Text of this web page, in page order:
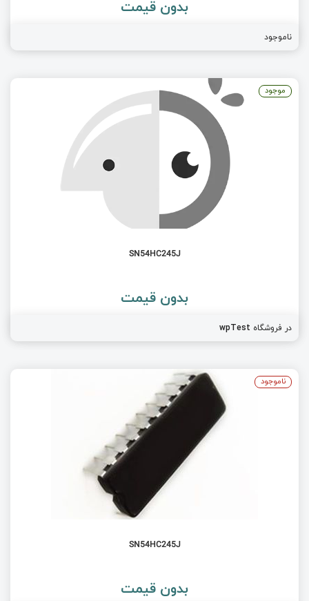
بدون قیمت
ناموجود
SN54HC245J
بدون قیمت
در فروشگاه wpTest
موجود
SN54HC245J
بدون قیمت
ناموجود